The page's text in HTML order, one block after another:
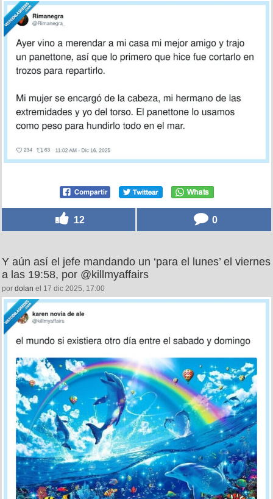
12 0
Y aún así el jefe mandando un ‘para el lunes’ el viernes
a las 19:58, por @killmyaffairs
por dolan el 17 dic 2025, 17:00